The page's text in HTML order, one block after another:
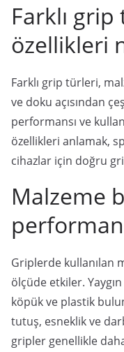
Farklı
özellikleri
Farklı grip türleri,
ve doku açısından
performansı ve
özellikleri anlamak,
cihazlar için doğru
Malzeme
Griplerde kullanılan
ölçüde etkiler.
köpük ve plastik
tutuş, esneklik ve
gripler genellikle